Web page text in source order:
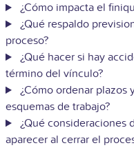
¿Cómo impacta el
¿Qué respaldo
proceso?
¿Qué hacer si hay
término del vínculo?
¿Cómo ordenar
esquemas de trabajo?
¿Qué consideraciones
aparecer al cerrar el